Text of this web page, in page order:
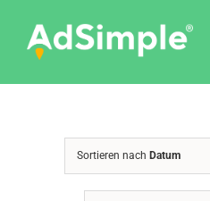
content
Sortieren nach Datum